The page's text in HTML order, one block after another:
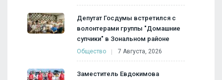
Депутат Госдумы встретился с
волонтерами группы "Домашние
супчики" в Зональном районе
Общество 7 Августа, 2026
Заместитель Евдокимова